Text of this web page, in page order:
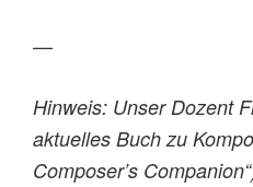
—
Hinweis: Unser Dozent
aktuelles Buch zu
Composer’s